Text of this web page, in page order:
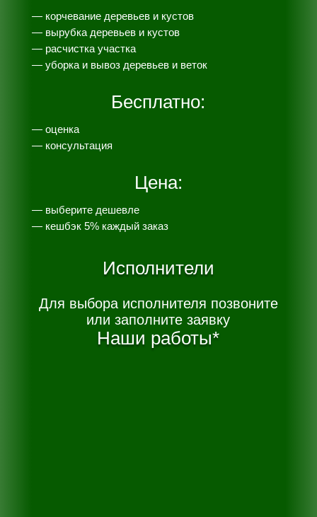
— корчевание деревьев и кустов
— вырубка деревьев и кустов
— расчистка участка
— уборка и вывоз деревьев и веток
Бесплатно:
— оценка
— консультация
Цена:
— выберите дешевле
— кешбэк 5% каждый заказ
Исполнители
Для выбора исполнителя позвоните
или заполните заявку
Наши работы*